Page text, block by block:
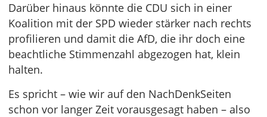
Darüber hinaus könnte die CDU sich in einer
Koalition mit der SPD wieder stärker nach rechts
profilieren und damit die AfD, die ihr doch eine
beachtliche Stimmenzahl abgezogen hat, klein
halten.
Es spricht – wie wir auf den NachDenkSeiten
schon vor langer Zeit vorausgesagt haben – also